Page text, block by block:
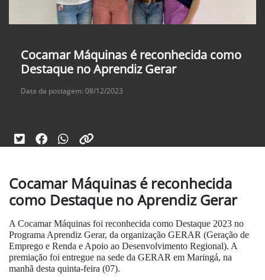
Cocamar Máquinas é reconhecida como
Destaque no Aprendiz Gerar
Data da postagem: 08/12/2023
Cocamar Máquinas é reconhecida
como Destaque no Aprendiz Gerar
A Cocamar Máquinas foi reconhecida como Destaque 2023 no
Programa Aprendiz Gerar, da organização GERAR (Geração de
Emprego e Renda e Apoio ao Desenvolvimento Regional). A
premiação foi entregue na sede da GERAR em Maringá, na
manhã desta quinta-feira (07).